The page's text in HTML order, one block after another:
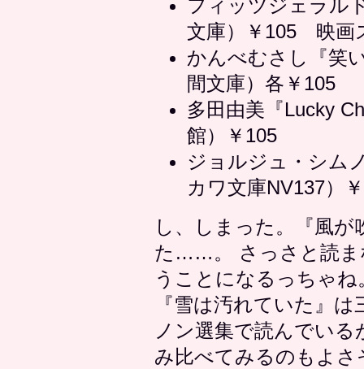
フィッツジェラル
文庫）￥105 映画
かんべむさし『笑
間文庫）各￥105
多田由美『Lucky
館）￥105
ジョルジュ・シム
カワ文庫NV137）
し、しまった。『風
た……。 さっさと読ま
うことになるっちゃね
『雪は汚れていた』
ノン選集で読んでい
み比べてみるのもよさ